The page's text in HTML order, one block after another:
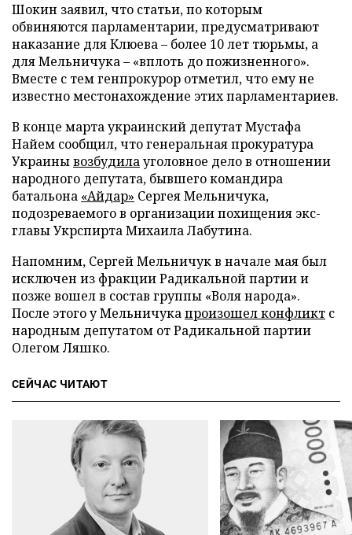
Шокин заявил, что статьи, по которым
обвиняются парламентарии, предусматривают
наказание для Клюева– более 10 лет тюрьмы, а
для Мельничука– «вплоть до пожизненного».
Вместе с тем генпрокурор отметил, что ему не
известно местонахождение этих парламентариев.
В конце марта украинский депутат Мустафа
Найем сообщил, что генеральная прокуратура
Украинывозбудилауголовное дело в отношении
народного депутата, бывшего командира
батальона «Айдар» Сергея Мельничука,
подозреваемого в организации похищения экс-
главы Укрспирта Михаила Лабутина.
Напомним, Сергей Мельничук в начале мая был
исключен из фракции Радикальной партии и
позже вошел в состав группы «Воля народа».
После этого у Мельничукапроизошел конфликт с
народным депутатом от Радикальной партии
Олегом Ляшко.
СЕЙЧАС ЧИТАЮТ